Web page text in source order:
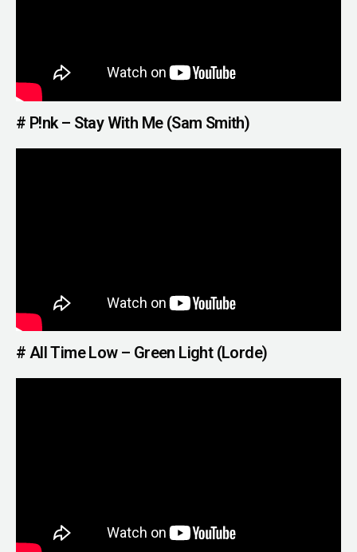
# P!nk – Stay With Me (Sam Smith)
# All Time Low – Green Light (Lorde)